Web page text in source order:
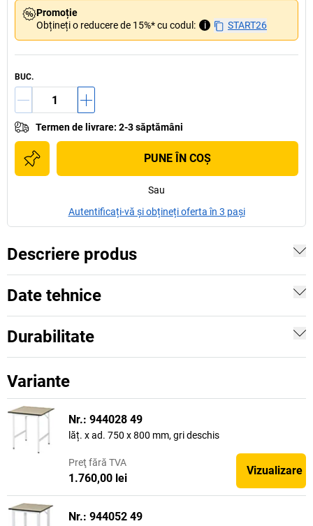
Promoție
Obțineți o reducere de 15%* cu codul:
i START26
BUC.
Termen de livrare: 2-3 săptămâni
PUNE ÎN COŞ
Sau
Autentificați-vă și obțineți oferta în 3 pași
Descriere produs
Date tehnice
Durabilitate
Variante
Nr.: 944028 49
lăț. x ad. 750 x 800 mm, gri deschis
Preţ fără TVA
1.760,00 lei
Vizualizare
Nr.: 944052 49